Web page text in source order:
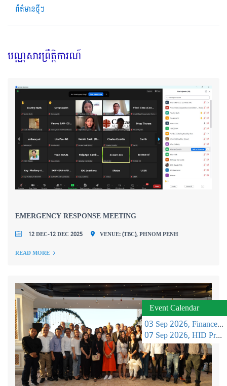
ព័ត៌មានថ្មីៗ
បណ្ណសារព្រឹត្តិការណ៍
EMERGENCY RESPONSE MEETING
12 DEC-12 DEC 2025
VENUE: (TBC), PHNOM PENH
READ MORE
Event Calendar
03 Sep 2026, Finance Learning Forum
07 Sep 2026, HID Project Management Training